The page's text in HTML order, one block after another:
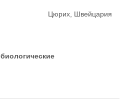
Цюрих, Швейцария
биологическиe